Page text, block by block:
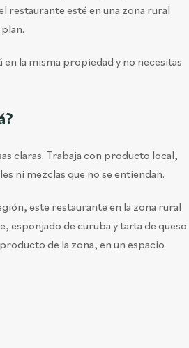
restaurante esté en una zona rural
en la misma propiedad y no necesitas
claras. Trabaja con producto local,
ni mezclas que no se entiendan.
este restaurante en la zona rural
esponjado de curuba y tarta de queso
de la zona, en un espacio